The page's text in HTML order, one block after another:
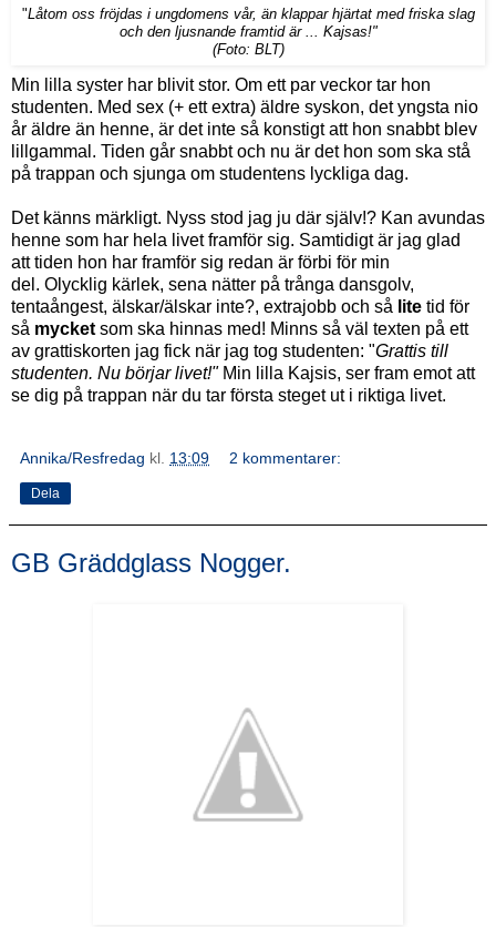
"Låtom oss fröjdas i ungdomens vår, än klappar hjärtat med friska slag
och den ljusnande framtid är ... Kajsas!"
(Foto: BLT)
Min lilla syster har blivit stor. Om ett par veckor tar hon
studenten. Med sex (+ ett extra) äldre syskon, det yngsta nio
år äldre än henne, är det inte så konstigt att hon snabbt blev
lillgammal. Tiden går snabbt och nu är det hon som ska stå
på trappan och sjunga om studentens lyckliga dag.
Det känns märkligt. Nyss stod jag ju där själv!? Kan avundas
henne som har hela livet framför sig. Samtidigt är jag glad
att tiden hon har framför sig redan är förbi för min
del. Olycklig kärlek, sena nätter på trånga dansgolv,
tentaångest, älskar/älskar inte?, extrajobb och så lite tid för
så mycket som ska hinnas med! Minns så väl texten på ett
av grattiskorten jag fick när jag tog studenten: "Grattis till
studenten. Nu börjar livet!" Min lilla Kajsis, ser fram emot att
se dig på trappan när du tar första steget ut i riktiga livet.
Annika/Resfredag kl. 13:09 2 kommentarer:
Dela
GB Gräddglass Nogger.